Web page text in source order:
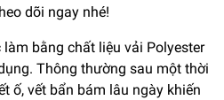
dõi ngay nhé!
bằng chất liệu vải Polyester
Thông thường sau một thời
ố, vết bẩn bám lâu ngày khiến